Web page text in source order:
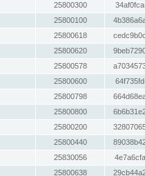
25800300
25800100
25800618
25800620
25800578
25800600
25800798
25800800
25800200
25800440
25830056
25800638